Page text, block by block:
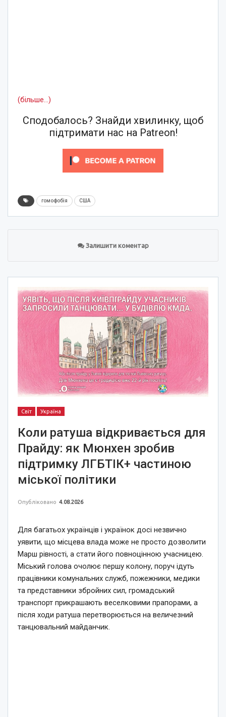
(більше…)
Сподобалось? Знайди хвилинку, щоб
підтримати нас на Patreon!
гомофобія США
Залишити коментар
Світ Україна
Коли ратуша відкривається для
Прайду: як Мюнхен зробив
підтримку ЛГБТІК+ частиною
міської політики
Опубліковано 4.08.2026
Для багатьох українців і українок досі незвично
уявити, що місцева влада може не просто дозволити
Марш рівності, а стати його повноцінною учасницею.
Міський голова очолює першу колону, поруч ідуть
працівники комунальних служб, пожежники, медики
та представники збройних сил, громадський
транспорт прикрашають веселковими прапорами, а
після ходи ратуша перетворюється на величезний
танцювальний майданчик.